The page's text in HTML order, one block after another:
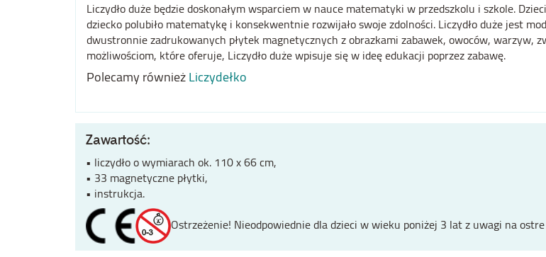
Liczydło duże będzie doskonałym wsparciem w nauce matematyki w przedszkolu i szkole.
dziecko polubiło matematykę i konsekwentnie rozwijało swoje zdolności. Liczydło duże jest
dwustronnie zadrukowanych płytek magnetycznych z obrazkami zabawek, owoców, warzyw,
możliwościom, które oferuje, Liczydło duże wpisuje się w ideę edukacji poprzez zabawę.
Polecamy również Liczydełko
Zawartość:
• liczydło o wymiarach ok. 110 x 66 cm,
• 33 magnetyczne płytki,
• instrukcja.
Ostrzeżenie! Nieodpowiednie dla dzieci w wieku poniżej 3 lat z uwagi na